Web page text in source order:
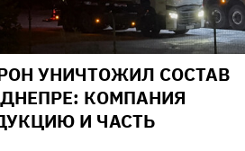
УНИЧТОЖИЛ СОСТАВ
КОМПАНИЯ
И ЧАСТЬ